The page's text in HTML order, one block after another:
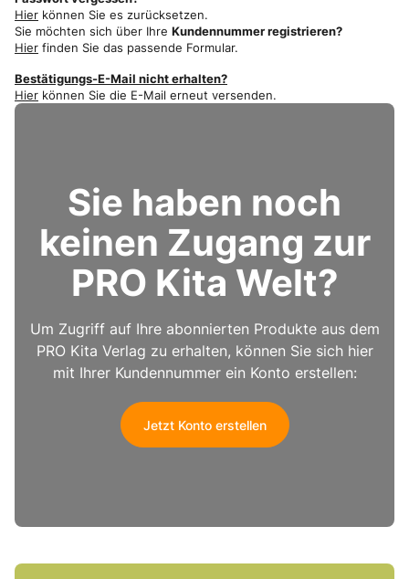
Hier können Sie es zurücksetzen.
Sie möchten sich über Ihre Kundennummer registrieren?
Hier finden Sie das passende Formular.
Bestätigungs-E-Mail nicht erhalten?
Hier können Sie die E-Mail erneut versenden.
Sie haben noch
keinen Zugang zur
PRO Kita Welt?
Um Zugriff auf Ihre abonnierten Produkte aus dem
PRO Kita Verlag zu erhalten, können Sie sich hier
mit Ihrer Kundennummer ein Konto erstellen:
Jetzt Konto erstellen